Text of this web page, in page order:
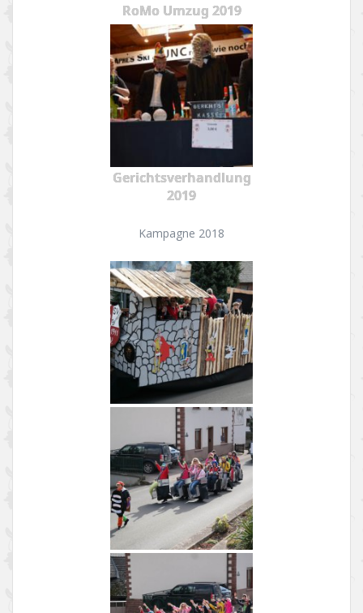
RoMo Umzug 2019
Gerichtsverhandlung
2019
Kampagne 2018